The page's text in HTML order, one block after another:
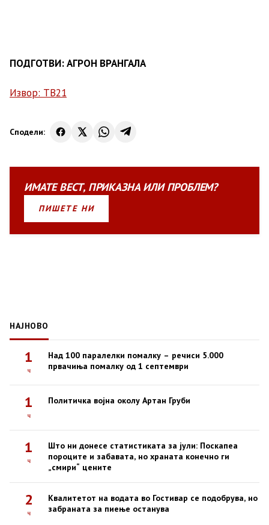
ПОДГОТВИ: АГРОН ВРАНГАЛА
Извор: ТВ21
Сподели:
ИМАТЕВЕСТ, ПРИКАЗНАИЛИПРОБЛЕМ?
ПИШЕТЕ НИ
НАЈНОВО
1
ч
Над 100 паралелки помалку – речиси 5.000
првачиња помалку од 1 септември
1
ч
Политичка војна околу Артан Груби
1
ч
Што ни донесе статистиката за јули: Поскапеа
пороците и забавата, но храната конечно ги
„смири“ цените
2
ч
Квалитетот на водата во Гостивар се подобрува, но
забраната за пиење останува